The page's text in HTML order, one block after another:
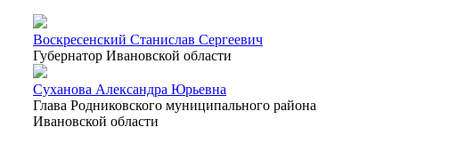
Воскресенский Станислав Сергеевич
Губернатор Ивановской области
Суханова Александра Юрьевна
Глава Родниковского муниципального района
Ивановской области